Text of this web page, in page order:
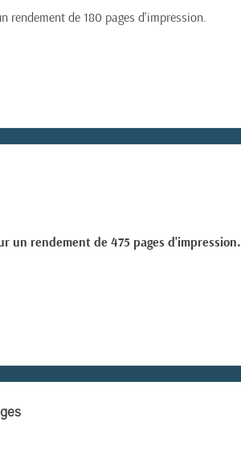
rendement de 180 pages d'impression.
un rendement de 475 pages d'impression.